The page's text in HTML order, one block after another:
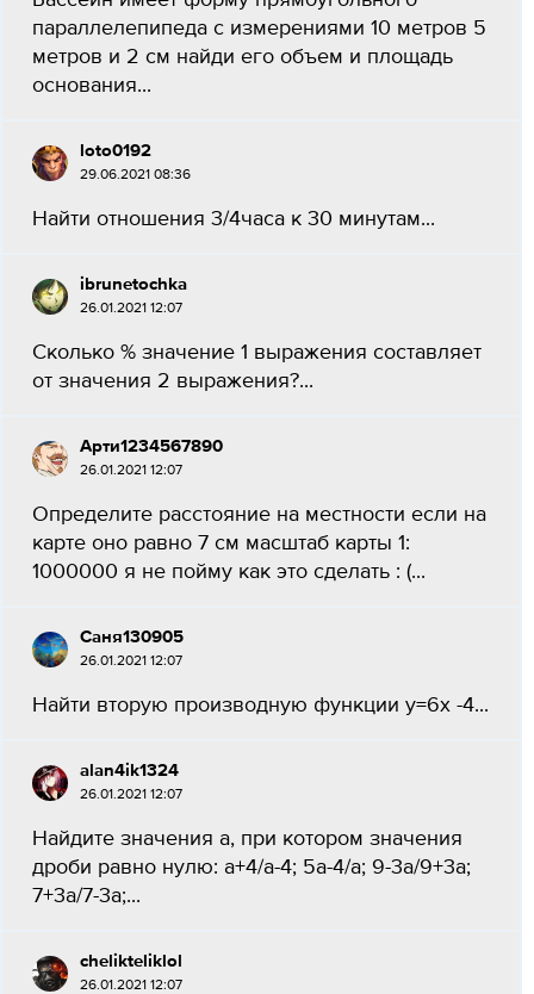
параллелепипеда с измерениями 10 метров 5
метров и 2 см найди его объем и площадь
основания...
loto0192
29.06.2021 08:36
Найти отношения 3/4часа к 30 минутам...
ibrunetochka
26.01.2021 12:07
Сколько % значение 1 выражения составляет
от значения 2 выражения?...
Арти1234567890
26.01.2021 12:07
Определите расстояние на местности если на
карте оно равно 7 см масштаб карты 1:
1000000 я не пойму как это сделать : (...
Саня130905
26.01.2021 12:07
Найти вторую производную функции y=6x -4...
alan4ik1324
26.01.2021 12:07
Найдите значения а, при котором значения
дроби равно нулю: а+4/а-4; 5а-4/а; 9-3а/9+3а;
7+3а/7-3а;...
chelikteliklol
26.01.2021 12:07